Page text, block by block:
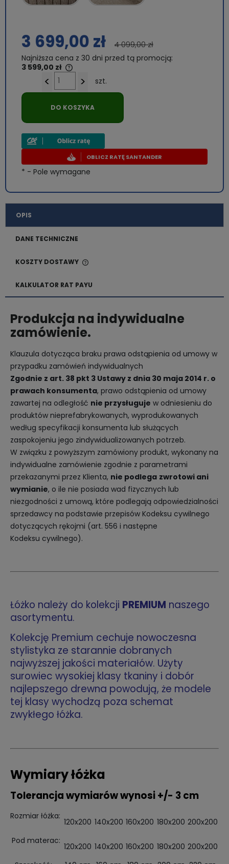
3 699,00 zł 4 099,00 zł
Najniższa cena z 30 dni przed tą promocją:
3 599,00 zł
Jeżeli produkt jest sprzedawany krócej niż 30 dni,
wyświetlana jest najniższa cena od momentu, kiedy
produkt pojawił się w sprzedaży.
< > szt.
DO KOSZYKA
OBLICZ RATĘ SANTANDER
* - Pole wymagane
OPIS
DANE TECHNICZNE
KOSZTY DOSTAWY
CENA NIE ZAWIERA EWENTUALNYCH KOSZTÓW
KALKULATOR RAT PAYU
Produkcja na indywidualne
zamówienie.
Klauzula dotycząca braku prawa odstąpienia od umowy w
przypadku zamówień indywidualnych
Zgodnie z art. 38 pkt 3 Ustawy z dnia 30 maja 2014 r. o
prawach konsumenta, prawo odstąpienia od umowy
zawartej na odległość nie przysługuje w odniesieniu do
produktów nieprefabrykowanych, wyprodukowanych
według specyfikacji konsumenta lub służących
zaspokojeniu jego zindywidualizowanych potrzeb.
W związku z powyższym zamówiony produkt, wykonany na
indywidualne zamówienie zgodnie z parametrami
przekazanymi przez Klienta, nie podlega zwrotowi ani
wymianie, o ile nie posiada wad fizycznych lub
niezgodności z umową, które podlegają odpowiedzialności
sprzedawcy na podstawie przepisów Kodeksu cywilnego
dotyczących rękojmi (art. 556 i następne
Kodeksu cywilnego).
Łóżko należy do kolekcji PREMIUM naszego
asortymentu.
Kolekcję Premium cechuje nowoczesna
stylistyka ze starannie dobranych
najwyższej jakości materiałów. Użyty
surowiec wysokiej klasy tkaniny i dobór
najlepszego drewna powodują, że modele
tej klasy wychodzą poza schemat
zwykłego łóżka.
Wymiary łóżka
Tolerancja wymiarów wynosi +/- 3 cm
Rozmiar łóżka:
120x200 140x200 160x200 180x200 200x200
Pod materac:
120x200 140x200 160x200 180x200 200x200